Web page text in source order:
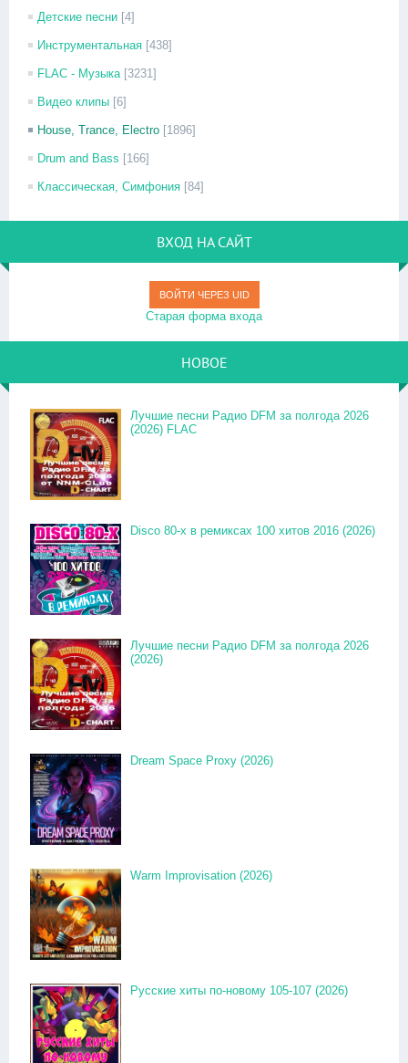
Детские песни [4]
Инструментальная [438]
FLAC - Музыка [3231]
Видео клипы [6]
House, Trance, Electro [1896]
Drum and Bass [166]
Классическая, Симфония [84]
ВХОД НА САЙТ
ВОЙТИ ЧЕРЕЗ UID
Старая форма входа
НОВОЕ
Лучшие песни Радио DFM за полгода 2026
(2026) FLAC
Disco 80-x в ремиксах 100 хитов 2016 (2026)
Лучшие песни Радио DFM за полгода 2026
(2026)
Dream Space Proxy (2026)
Warm Improvisation (2026)
Русские хиты по-новому 105-107 (2026)